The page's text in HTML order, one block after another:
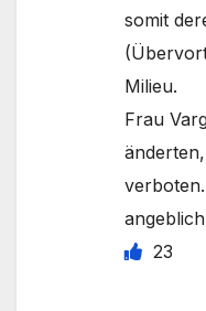
somit
Milieu.
Frau
23